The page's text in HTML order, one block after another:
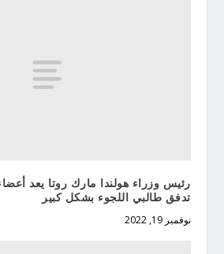
رئيس وزراء هولندا مارك روتا يعد
تدفق طالبي اللجوء بشكل كبير
نوفمبر 19, 2022